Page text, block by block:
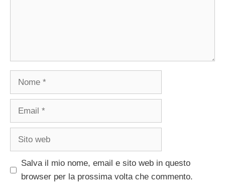
Nome
Email
Sito
Salva il mio nome, email e sito web in questo
browser per la prossima volta che commento.